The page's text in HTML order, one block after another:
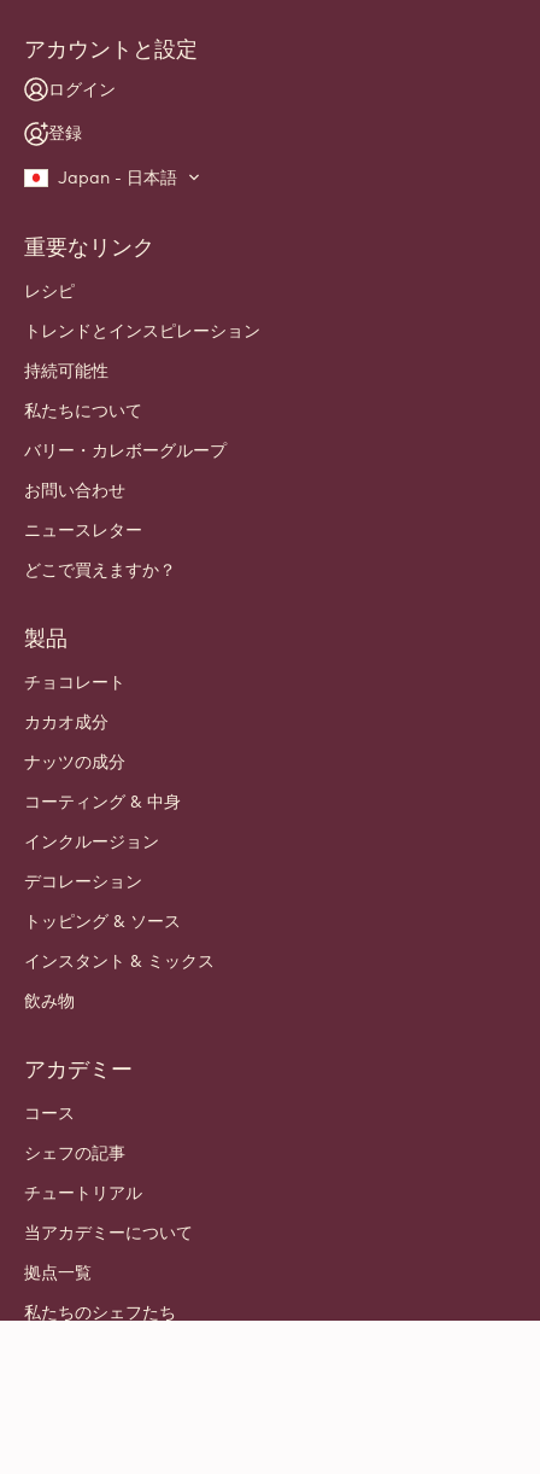
アカウントと設定
ログイン
登録
Japan - 日本語
Footer
Callebaut
重要なリンク
レシピ
トレンドとインスピレーション
持続可能性
私たちについて
バリー・カレボーグループ
お問い合わせ
ニュースレター
どこで買えますか？
製品
チョコレート
カカオ成分
ナッツの成分
コーティング & 中身
インクルージョン
デコレーション
トッピング & ソース
インスタント & ミックス
飲み物
アカデミー
コース
シェフの記事
チュートリアル
当アカデミーについて
拠点一覧
私たちのシェフたち